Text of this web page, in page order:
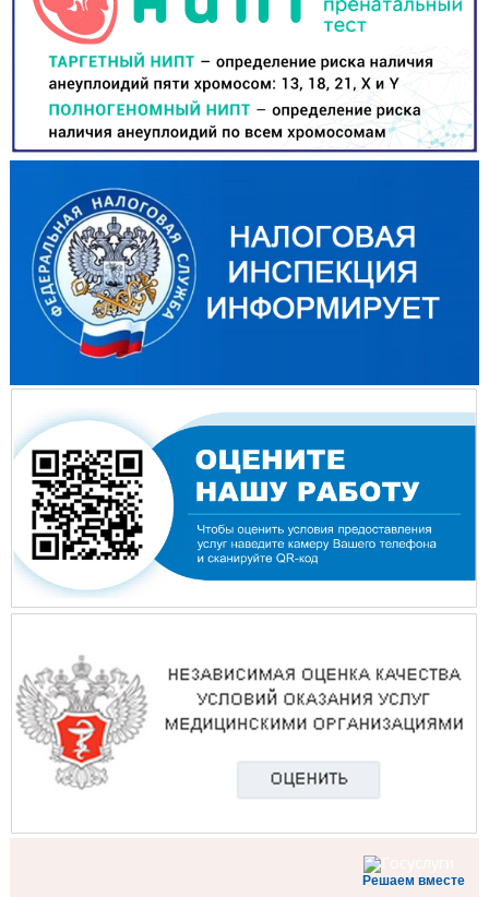
Решаем вместе